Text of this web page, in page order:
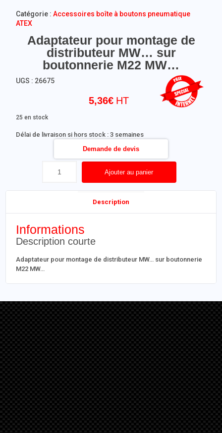
Adaptateur pour montage de
distributeur MW… sur
boutonnerie M22 MW…
5,36€
Délai de livraison si hors stock : 3 semaines
25 en stock
Ajouter au panier
Demande de devis
UGS : 26675
Catégorie :Accessoires boîte à boutons pneumatique
ATEX
Description
Informations
Description courte
Adaptateur pour montage de distributeur MW… sur boutonnerie
M22 MW…